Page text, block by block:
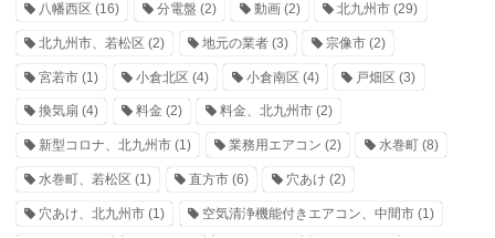
八幡西区 (16) 分電盤 (2) 動画(2) 北九州市 (29)
北九州市、若松区 (2) 地元の業者(3) 宗像市(2)
宮若市 (1) 小倉北区 (4) 小倉南区 (4) 戸畑区 (3)
換気扇 (4) 料金 (2) 料金、北九州市(2)
新型コロナ、北九州市 (1) 業務用エアコン (2) 水巻町(8)
水巻町、若松区 (1) 直方市(6) 穴あけ (2)
穴あけ、北九州市 (1) 空気清浄機能付きエアコン、中間市(1)